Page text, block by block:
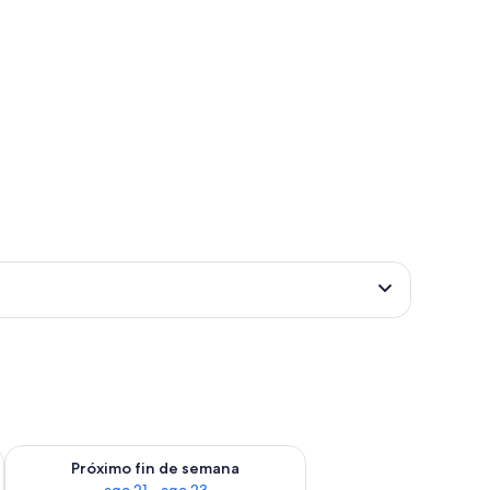
semana ago 14 - ago 16
Próximo fin de semana
Consulta la disponibilidad para el próximo fin de semana